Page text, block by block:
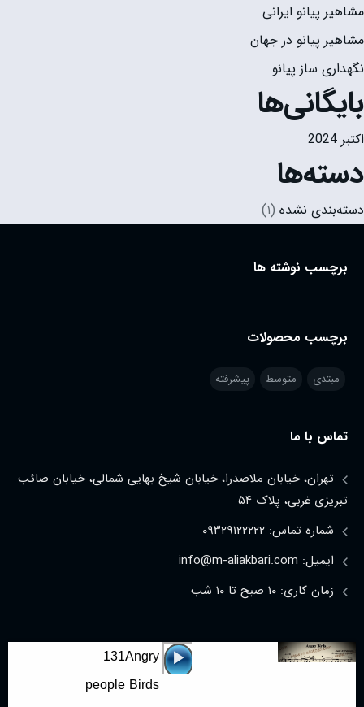
مشاهیر پیانو ایرانی
مشاهیر پیانو در جهان
نگهداری ساز پیانو
بایگانی‌ها
اکتبر 2024
دسته‌ها
دسته‌بندی نشده (۱)
برچسب نوشته ها
برچسب محصولات
مبتدی متوسط پیشرفته
تماس با ما
تهران، خیابان ملاصدرا، خیابان شیخ بهایی شمالی، خیابان صائب
تبریزی غربی، پلاک ۵۴
شماره تماس: ۰۹۳۲۹۱۲۲۲۲۲
ایمیل: info@m-aliakbari.com
زمان کاری: ۱۰ صبح تا ۱۰ شب
مجوز اینماد پخش‌کننده Angry
Birds
131
people